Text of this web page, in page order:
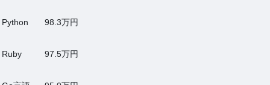
Python 98.3万円
Ruby 97.5万円